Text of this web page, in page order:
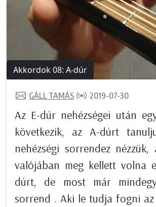
Akkordok 08: A-dúr
GÁLL TAMÁS 2019-07-30
Az E-dúr nehézségei után
következik, az A-dúrt
nehézségi sorrendez
valójában meg kellett volna
dúrt, de most már
sorrend . Aki le tudja fogni